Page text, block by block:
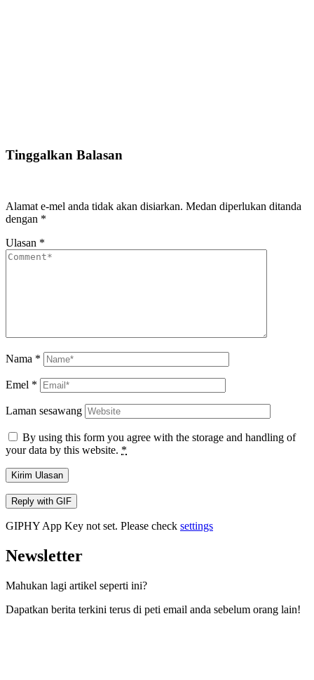
Tinggalkan Balasan
Alamat e-mel anda tidak akan disiarkan. Medan diperlukan ditanda
dengan *
Ulasan *
Nama *
Emel *
Laman sesawang
By using this form you agree with the storage and handling of
your data by this website. *
Kirim Ulasan
Reply with GIF
GIPHY App Key not set. Please check settings
Newsletter
Mahukan lagi artikel seperti ini?
Dapatkan berita terkini terus di peti email anda sebelum orang lain!